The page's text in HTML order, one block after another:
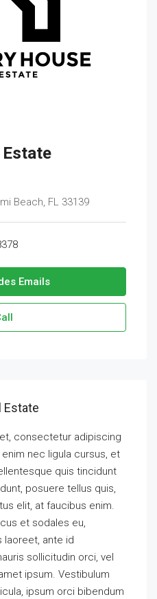
Estate
Beach, FL 33139
Emails
Estate
consectetur adipiscing
nec ligula cursus, et
quis tincidunt
posuere tellus quis,
elit, at faucibus enim.
et sodales eu,
laoreet, ante id
sollicitudin orci, vel
ipsum. Vestibulum
ipsum orci bibendum